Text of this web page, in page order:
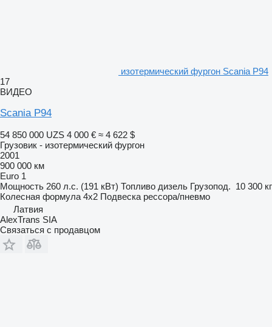
изотермический фургон Scania P94
17
ВИДЕО
Scania P94
54 850 000 UZS 4 000 € ≈ 4 622 $
Грузовик - изотермический фургон
2001
900 000 км
Euro 1
Мощность 260 л.с. (191 кВт) Топливо дизель Грузопод. 10 300 кг
Колесная формула 4x2 Подвеска рессора/пневмо
Латвия
AlexTrans SIA
Связаться с продавцом